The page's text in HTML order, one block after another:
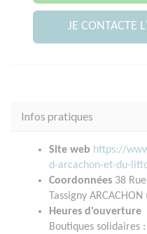
JE CONTACTE
Infos pratiques
Site web https://
d-arcachon-et-du-
Coordonnées 38
Tassigny
Heures d'ouverture
Boutiques solidaires